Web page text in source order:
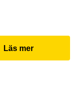
Läs mer